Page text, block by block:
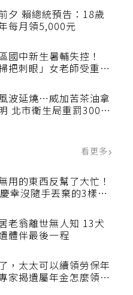
績效指標居台灣最佳
夕 賴總統預告：18歲
每月領5,000元
國中新生暑輔失控！
把刺眼」女老師受重傷
波延燒…威加苦茶油拿
北市衛生局重罰300萬
看更多
用的東西反幫了大忙！
幸沒隨手丟棄的3樣物
老翁離世無人知 13犬
體伴最後一程
，太太可以續領勞保年
家揭遺屬年金怎麼領，